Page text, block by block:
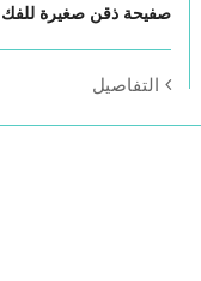
صفيحة ذقن صغيرة للفك
التفاصيل